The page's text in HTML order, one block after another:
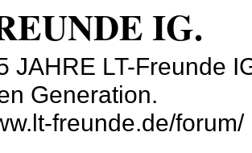
IG.
JAHRE LT-Freunde
Generation.
freunde.de/forum/